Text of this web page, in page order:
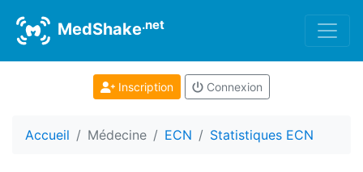
MedShake.net
Inscription Connexion
Accueil Médecine ECN Statistiques ECN